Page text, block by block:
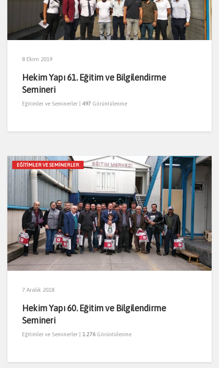
8 Ekim 2019
Hekim Yapı 61. Eğitim ve Bilgilendirme
Semineri
Eğitimler ve Seminerler 497 Görüntülenme
EĞITIMLER VE SEMINERLER
7 Aralık 2018
Hekim Yapı 60. Eğitim ve Bilgilendirme
Semineri
Eğitimler ve Seminerler 1.276Görüntülenme